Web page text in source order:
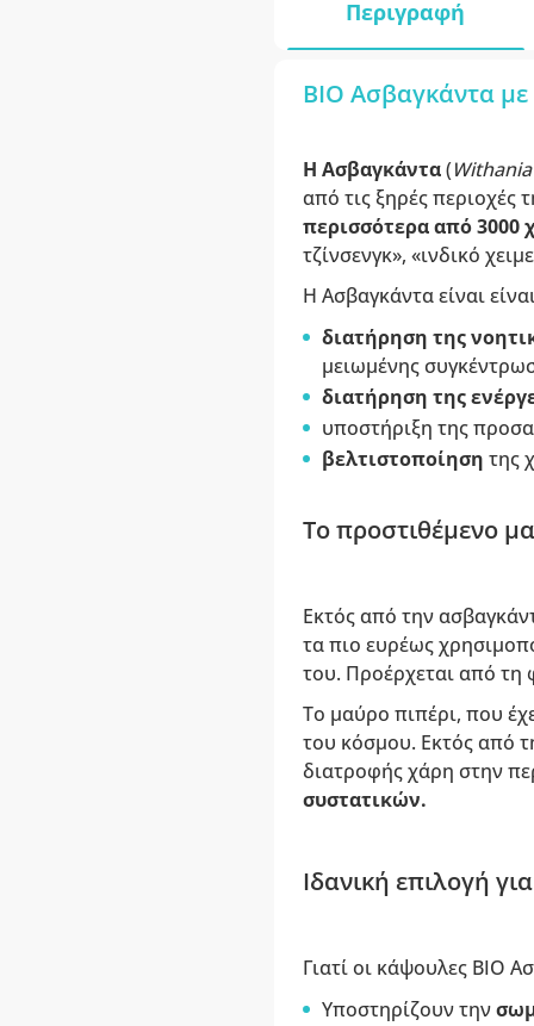
Περιγραφή
BIO Ασβαγκάντα
Η Ασβαγκάντα(
από τις ξηρές περιοχές
περισσότερα από 3000
τζίνσενγκ», «ινδικό
Η Ασβαγκάντα είναι
διατήρηση της
μειωμένης
διατήρηση της
υποστήριξη της
βελτιστοποίηση της
Το προστιθέμενο
Εκτός από την
τα πιο ευρέως
του. Προέρχεται από τη
Το μαύρο πιπέρι, που
του κόσμου. Εκτός από
διατροφής χάρη στην
συστατικών.
Ιδανική επιλογή
Γιατί οι κάψουλες BIO
Υποστηρίζουν την